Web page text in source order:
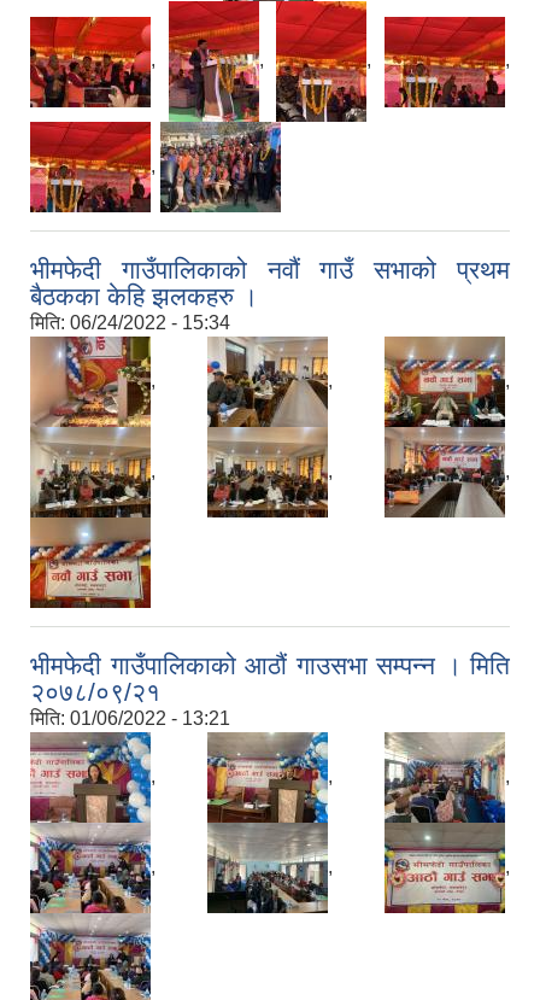
, , , ,
,
भीमफेदी गाउँपालिकाको नवौं गाउँ सभाको प्रथम
बैठकका केहि झलकहरु ।
मिति: 06/24/2022 - 15:34
, , ,
, , ,
भीमफेदी गाउँपालिकाको आठौं गाउसभा सम्पन्न । मिति
२०७८/०९/२१
मिति: 01/06/2022 - 13:21
, , ,
, , ,